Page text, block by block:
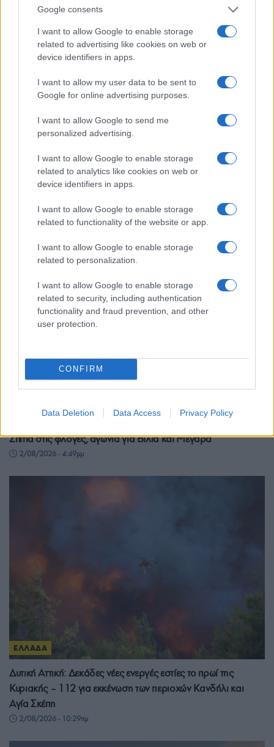
Google consents
I want to allow Google to enable storage
related to advertising like cookies on web or
device identifiers in apps.
I want to allow my user data to be sent to
Google for online advertising purposes.
I want to allow Google to send me
personalized advertising.
I want to allow Google to enable storage
related to analytics like cookies on web or
device identifiers in apps.
I want to allow Google to enable storage
related to functionality of the website or app.
I want to allow Google to enable storage
related to personalization.
I want to allow Google to enable storage
related to security, including authentication
functionality and fraud prevention, and other
user protection.
CONFIRM
Data Deletion Data Access Privacy Policy
Φωτιά στην Αττικοβοιωτία: Κρίσιμα μέτωπα σε Βένιζα, Άγιο
Νεκτάριο και Κρύο Πηγάδι
2/08/2026 - 7:20μμ
Σπίτια στις φλόγες, αγωνία για Βίλια και Μέγαρα
2/08/2026 - 4:49μμ
ΕΛΛΑΔΑ
Δυτική Αττική: Δεκάδες νέες ενεργές εστίες το πρωί της
Κυριακής – 112 για εκκένωση των περιοχών Κανδήλι και
Αγία Σκέπη
2/08/2026 - 10:29πμ